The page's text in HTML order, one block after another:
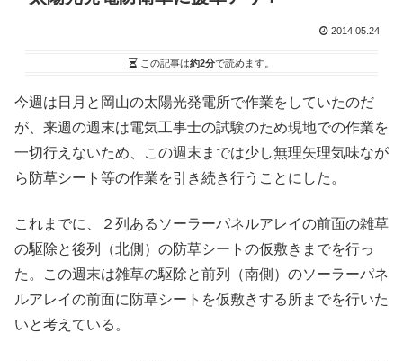
2014.05.24
この記事は約2分で読めます。
今週は日月と岡山の太陽光発電所で作業をしていたのだ
が、来週の週末は電気工事士の試験のため現地での作業を
一切行えないため、この週末までは少し無理矢理気味なが
ら防草シート等の作業を引き続き行うことにした。
これまでに、２列あるソーラーパネルアレイの前面の雑草
の駆除と後列（北側）の防草シートの仮敷きまでを行っ
た。この週末は雑草の駆除と前列（南側）のソーラーパネ
ルアレイの前面に防草シートを仮敷きする所までを行いた
いと考えている。